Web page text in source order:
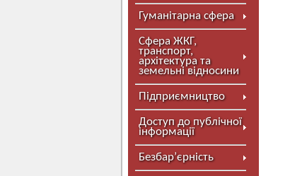
Гуманітарна сфера
Сфера ЖКГ,
транспорт,
архітектура та
земельні відносини
Підприємництво
Доступ до публічної
інформації
Безбар’єрність